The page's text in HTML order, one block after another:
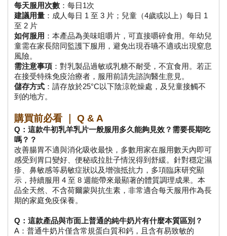
每天服用次數 ：每日1次
建議用量 ：成人每日 1 至 3 片；兒童（4歲或以上）每日 1
至 2 片
如何服用 ：本產品為美味咀嚼片，可直接嚼碎食用。年幼兒
童需在家長陪同監護下服用，避免出現吞嚥不適或出現窒息
風險。
需注意事項 ：對乳製品過敏或乳糖不耐受，不宜食用。若正
在接受特殊免疫治療者，服用前請先諮詢醫生意見。
儲存方式 ：請存放於25°C以下陰涼乾燥處，及兒童接觸不
到的地方。
購買前必看 ｜ Q & A
Q：這款牛初乳羊乳片一般服用多久能夠見效？需要長期吃
嗎？？
改善腸胃不適與消化吸收最快，多數用家在服用數天內即可
感受到胃口變好、便秘或拉肚子情況得到舒緩。針對穩定濕
疹、鼻敏感等易敏症狀以及增強抵抗力，多項臨床研究顯
示，持續服用 4 至 8 週能帶來最顯著的體質調理成果。本
品全天然、不含荷爾蒙與抗生素，非常適合每天服用作為長
期的家庭免疫保養。
Q：這款產品與市面上普通的純牛奶片有什麼本質區別？
A：普通牛奶片僅含常規蛋白質和鈣，且含有易致敏的